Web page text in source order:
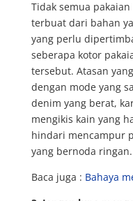
Tidak semua
terbuat dari bahan
yang perlu
seberapa kotor
tersebut. Atasan
dengan mode yang
denim yang berat,
mengikis kain yang
hindari mencampur
yang bernoda ringan.
Baca juga : Bahaya